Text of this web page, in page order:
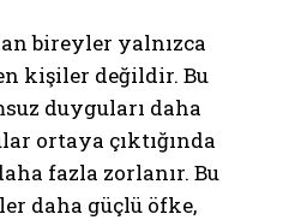
bireyler yalnızca
kişiler değildir. Bu
duyguları daha
ortaya çıktığında
fazla zorlanır. Bu
daha güçlü öfke,